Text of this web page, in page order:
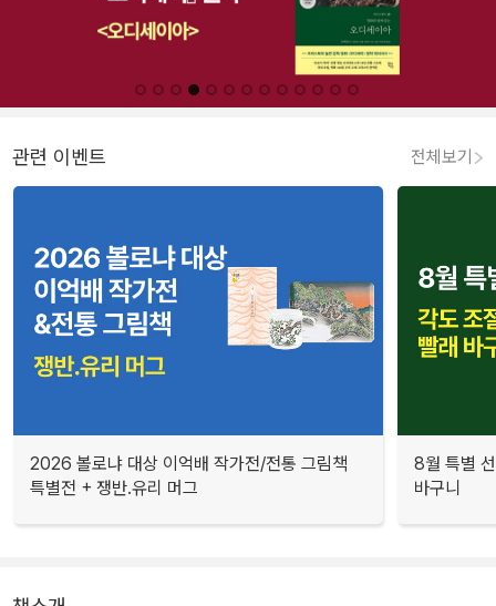
관련 이벤트 전체보기
2026 볼로냐 대상 이억배 작가전/전통 그림책
특별전 + 쟁반.유리 머그
8월 특별
바구니